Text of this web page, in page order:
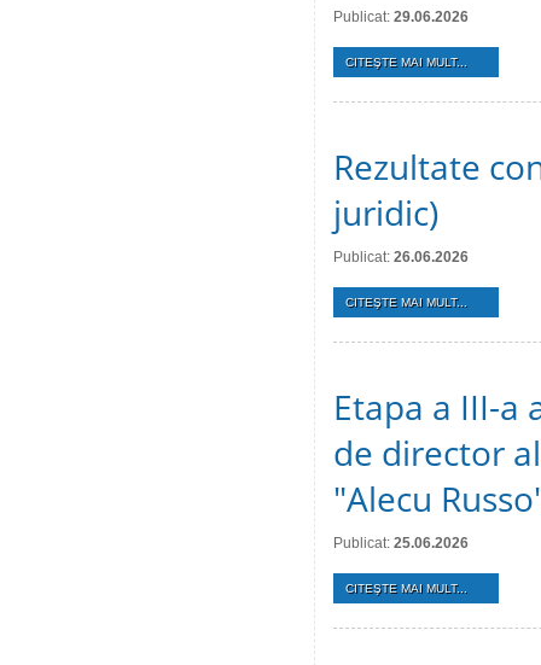
Publicat: 29.06.2026
CITEŞTE MAI MULT...
Rezultate
juridic)
Publicat: 26.06.2026
CITEŞTE MAI MULT...
Etapa a III-a
de director
"Alecu
Publicat: 25.06.2026
CITEŞTE MAI MULT...